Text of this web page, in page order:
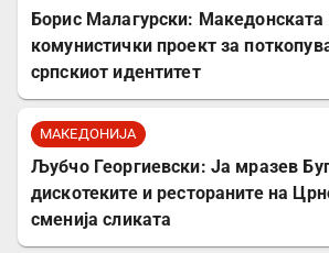
Борис Малагурски: Македонската
комунистички проект за
српскиот идентитет
МАКЕДОНИЈА
Љубчо Георгиевски: Ја мразев
дискотеките и рестораните на
сменија сликата